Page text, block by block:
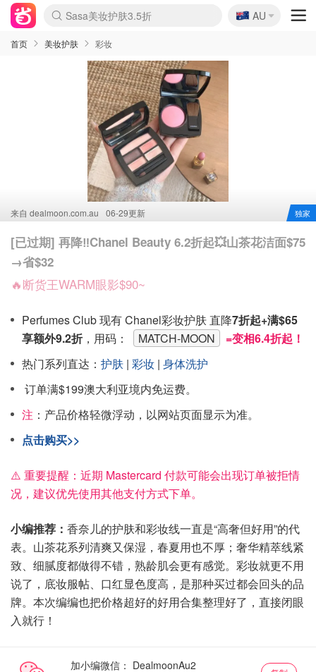
lululemon折扣上新
Sasa美妆护肤3.5折
SSENSE年中3折
FreshBeauty好价汇总
Cettire降价+叠9折
WWS Coles超市实拍
viagogo二手票捡漏
Myer超级周末1折
The Outnet奢牌1折起
David Jones 3折起
Flannels大牌1折
Perfumes Club护肤1折
AMIRO返校季6.2折
Amazon折扣汇总
eToro入金$200送$50
Amazon数码好物
ICONIC本周7.5折
ThedoubleF高奢地板价
Moose Knuckles 6折
丝芙兰5折起
EUFY官网3.7折起
Selenichast首饰2折
Trip机票酒店促销
YSL送5件彩妆礼
Amazon家居好物
Amazon美妆护肤
雅漾大喷$8
过敏原检测盒$33
伊索独家赠50ml沐浴露
科颜氏清仓3折
SEALIFE海洋馆门票6折
丝塔芙大白罐$16
订阅Newsletter送香薰
Cult Beauty 6.8折
Harrods圣诞日历2.3折
LN-CC奢牌私促3折
d'Alba空姐喷雾$16
EVE LOM套装逆天2折
Bernardelli独家4折
Adore Beauty 6折起
CT圣诞日历
Mytheresa奢品2.7折
Luxury Escapes 9折
Currentbody美容仪9折
MOON Garden Live
Roborock扫地机3.7折
Tingo Life水杯$24
Valentino官网5折
CR洗发护发6.3折
修丽可套装7.4折
Myer彩妆2件7折
GANNI官网4.5折
Stylevana韩妆4折
Tessabit高奢8.5折
OGX洗护4折
Amazon阿德莱德次日达
卡诗8.5折+赠礼
Philips Hue灯具8折
🇦🇺
AU
首页 美妆护肤 彩妆
来自 dealmoon.com.au 06-29更新 独家
[已过期] 再降‼️Chanel Beauty 6.2折起💥山茶花洁面$75
→省$32
🔥断货王WARM眼影$90~
Perfumes Club 现有 Chanel彩妆护肤 直降7折起+满$65
享额外9.2折 ，用码： MATCH-MOON
=变相6.4折起！
热门系列直达： 护肤 | 彩妆 | 身体洗护
订单满$199澳大利亚境内免运费。
注 ：产品价格轻微浮动，以网站页面显示为准。
点击购买>>
⚠️ 重要提醒：近期 Mastercard 付款可能会出现订单被拒情
况，建议优先使用其他支付方式下单。
小编推荐： 香奈儿的护肤和彩妆线一直是“高奢但好用”的代
表。山茶花系列清爽又保湿，春夏用也不厚；奢华精萃线紧
致、细腻度都做得不错，熟龄肌会更有感觉。彩妆就更不用
说了，底妆服帖、口红显色度高，是那种买过都会回头的品
牌。本次编编也把价格超好的好用合集整理好了，直接闭眼
入就行！
加小编微信：